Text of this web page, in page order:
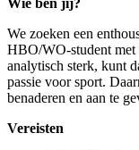
Wie ben jij?
We zoeken een
HBO/WO-student met
analytisch sterk, kunt
passie voor sport.
benaderen en aan te
Vereisten